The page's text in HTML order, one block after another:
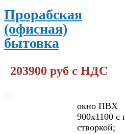
Прорабская
(офисная)
бытовка
203900 руб с НДС
окно ПВХ
900х1100 с
створкой;